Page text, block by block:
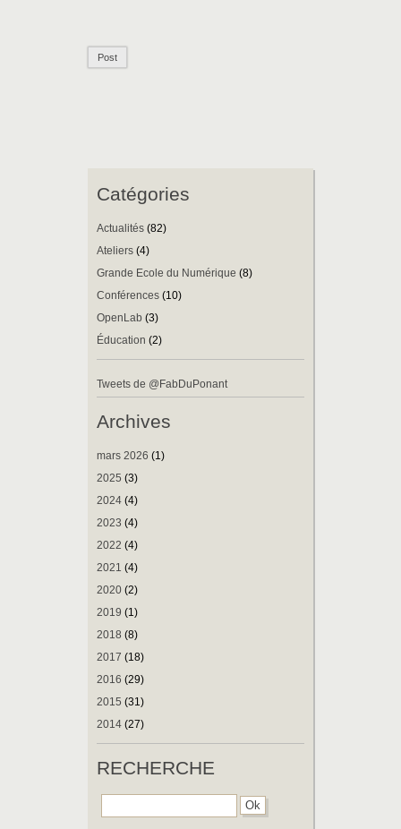
Catégories
Actualités (82)
Ateliers (4)
Grande Ecole du Numérique (8)
Conférences (10)
OpenLab (3)
Éducation (2)
Tweets de @FabDuPonant
Archives
mars 2026 (1)
2025 (3)
2024 (4)
2023 (4)
2022 (4)
2021 (4)
2020 (2)
2019 (1)
2018 (8)
2017 (18)
2016 (29)
2015 (31)
2014 (27)
RECHERCHE